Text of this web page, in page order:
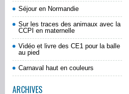
Séjour en Normandie
Sur les traces des animaux avec la
CCPI en maternelle
Vidéo et livre des CE1 pour la balle
au pied
Carnaval haut en couleurs
ARCHIVES